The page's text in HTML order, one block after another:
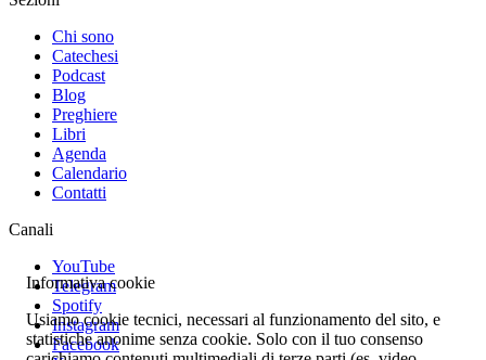
Chi sono
Catechesi
Podcast
Blog
Preghiere
Libri
Agenda
Calendario
Contatti
Canali
YouTube
Telegram
Spotify
Instagram
Facebook
Informativa cookie
Usiamo cookie tecnici, necessari al funzionamento del sito, e
statistiche anonime senza cookie. Solo con il tuo consenso